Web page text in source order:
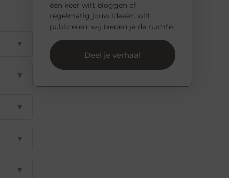
▼
▼
▼
▼
▼
één keer wilt bloggen of
regelmatig jouw ideeën wilt
publiceren: wij bieden je de ruimte.
Deel je verhaal